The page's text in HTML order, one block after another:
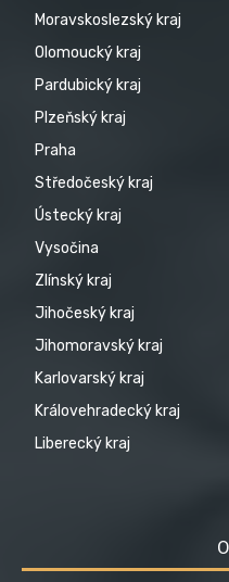
Moravskoslezský kraj
Olomoucký kraj
Pardubický kraj
Plzeňský kraj
Praha
Středočeský kraj
Ústecký kraj
Vysočina
Zlínský kraj
Jihočeský kraj
Jihomoravský kraj
Karlovarský kraj
Královehradecký kraj
Liberecký kraj